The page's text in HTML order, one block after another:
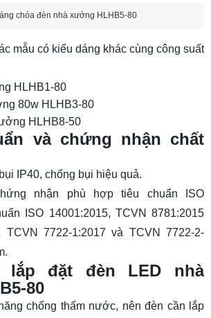
chóa đèn nhà xưởng HLHB5-80
mẫu có kiểu dáng khác cùng công suất
HLHB1-80
80w HLHB3-80
HLHB8-50
và chứng nhận chất
IP40, chống bụi hiệu quả.
nhận phù hợp tiêu chuẩn ISO
ISO 14001:2015, TCVN 8781:2015
TCVN 7722-1:2017 và TCVN 7722-2-
đặt đèn LED nhà
80
chống thấm nước, nên đèn cần lắp